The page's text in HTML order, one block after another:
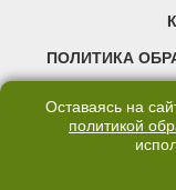
ПОЛИТИКА
©2007—2025 66.RU.
правообладателя
Оставаясь на
политикой